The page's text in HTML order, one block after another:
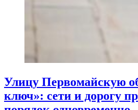
Улицу Первомайскую
ключ»: сети и дорогу